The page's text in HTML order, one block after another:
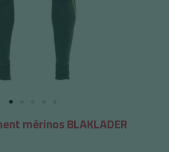
mérinos BLAKLADER